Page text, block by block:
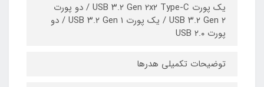
یک پورت USB ۳.۲ Gen ۲x۲ Type-C / دو پورت
USB ۳.۲ Gen ۲ / یک پورت USB ۳.۲ Gen ۱ / دو
پورت USB ۲.۰
توضیحات تکمیلی هدرها